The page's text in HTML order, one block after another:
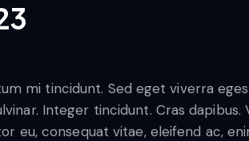
volume.
mi tincidunt. Sed eget viverra
Integer tincidunt. Cras
eu, consequat vitae, eleifend ac,